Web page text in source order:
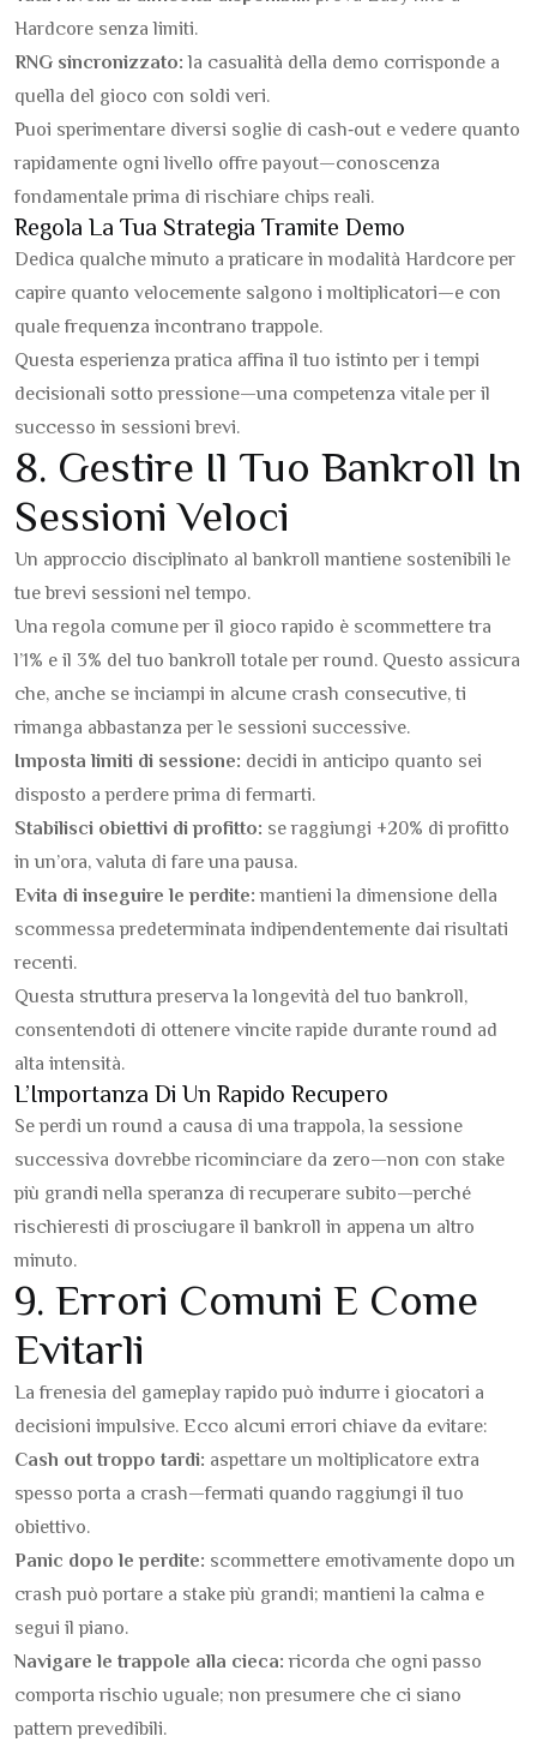
Hardcore senza limiti.
RNG sincronizzato:la casualità della demo corrisponde a
quella del gioco con soldi veri.
Puoi sperimentare diversi soglie di cash‑out e vedere quanto
rapidamente ogni livello offre payout—conoscenza
fondamentale prima di rischiare chips reali.
Regola La Tua Strategia Tramite Demo
Dedica qualche minuto a praticare in modalità Hardcore per
capire quanto velocemente salgono i moltiplicatori—e con
quale frequenza incontrano trappole.
Questa esperienza pratica affina il tuo istinto per i tempi
decisionali sotto pressione—una competenza vitale per il
successo in sessioni brevi.
8. Gestire Il Tuo Bankroll In
Sessioni Veloci
Un approccio disciplinato al bankroll mantiene sostenibili le
tue brevi sessioni nel tempo.
Una regola comune per il gioco rapido è scommettere tra
l’1% e il 3% del tuo bankroll totale per round. Questo assicura
che, anche se inciampi in alcune crash consecutive, ti
rimanga abbastanza per le sessioni successive.
Imposta limiti di sessione: decidi in anticipo quanto sei
disposto a perdere prima di fermarti.
Stabilisci obiettivi di profitto: se raggiungi +20% di profitto
in un’ora, valuta di fare una pausa.
Evita di inseguire le perdite:mantieni la dimensione della
scommessa predeterminata indipendentemente dai risultati
recenti.
Questa struttura preserva la longevità del tuo bankroll,
consentendoti di ottenere vincite rapide durante round ad
alta intensità.
L’Importanza Di Un Rapido Recupero
Se perdi un round a causa di una trappola, la sessione
successiva dovrebbe ricominciare da zero—non con stake
più grandi nella speranza di recuperare subito—perché
rischieresti di prosciugare il bankroll in appena un altro
minuto.
9. Errori Comuni E Come
Evitarli
La frenesia del gameplay rapido può indurre i giocatori a
decisioni impulsive. Ecco alcuni errori chiave da evitare:
Cash out troppo tardi: aspettare un moltiplicatore extra
spesso porta a crash—fermati quando raggiungi il tuo
obiettivo.
Panic dopo le perdite: scommettere emotivamente dopo un
crash può portare a stake più grandi; mantieni la calma e
segui il piano.
Navigare le trappole alla cieca:ricorda che ogni passo
comporta rischio uguale; non presumere che ci siano
pattern prevedibili.